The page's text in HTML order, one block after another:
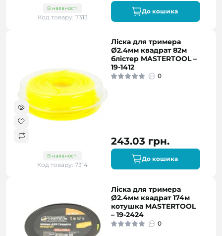
В наявності
Код товару: 7313
До кошика
В наявності
Код товару: 7314
Ліска для тримера
Ø2.4мм квадрат 82м
блістер MASTERTOOL –
19-1412
0
243.03 грн.
До кошика
Ліска для тримера
Ø2.4мм квадрат 174м
котушка MASTERTOOL
– 19-2424
0